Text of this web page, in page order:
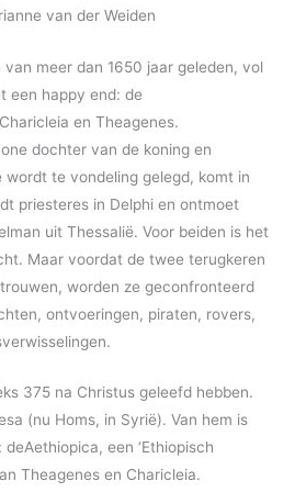
van der Weiden
meer dan 1650 jaar geleden, vol
een happy end: de
en Theagenes.
dochter van de koning en
wordt te vondeling gelegd, komt in
priesteres in Delphi en ontmoet
uit Thessalië. Voor beiden is het
Maar voordat de twee terugkeren
worden ze geconfronteerd
ontvoeringen, piraten, rovers,
375 na Christus geleefd hebben.
(nu Homs, in Syrië). Van hem is
een ‘Ethiopisch
Theagenes en Charicleia.